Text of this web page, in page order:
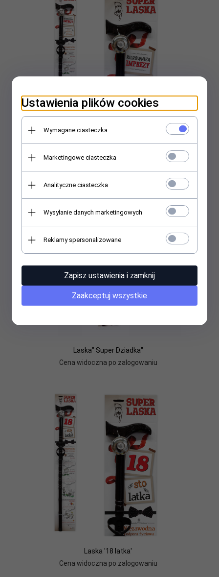
Cena widoczna po zalogowaniu
Laska" Super Dziadka"
Cena widoczna po zalogowaniu
Laska '18 latka'
Cena widoczna po zalogowaniu
Ustawienia plików cookies
Wymagane ciasteczka
Marketingowe ciasteczka
Analityczne ciasteczka
Wysyłanie danych marketingowych
Reklamy spersonalizowane
Zapisz ustawienia i zamknij
Zaakceptuj wszystkie